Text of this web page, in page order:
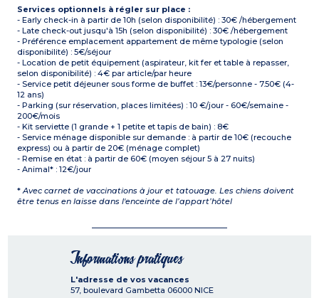
Services optionnels à régler sur place :
- Early check-in à partir de 10h (selon disponibilité) : 30€ /hébergement
- Late check-out jusqu'à 15h (selon disponibilité) : 30€ /hébergement
- Préférence emplacement appartement de même typologie (selon
disponibilité) : 5€/séjour
- Location de petit équipement (aspirateur, kit fer et table à repasser,
selon disponibilité) : 4€ par article/par heure
- Service petit déjeuner sous forme de buffet : 13€/personne - 7.50€ (4-
12 ans)
- Parking (sur réservation, places limitées) : 10 €/jour - 60€/semaine -
200€/mois
- Kit serviette (1 grande + 1 petite et tapis de bain) : 8€
- Service ménage disponible sur demande : à partir de 10€ (recouche
express) ou à partir de 20€ (ménage complet)
- Remise en état : à partir de 60€ (moyen séjour 5 à 27 nuits)
- Animal* : 12€/jour
*Avec carnet de vaccinations à jour et tatouage. Les chiens doivent
être tenus en laisse dans l'enceinte de l’appart’hôtel
Informations pratiques
L'adresse de vos vacances
57, boulevard Gambetta 06000 NICE